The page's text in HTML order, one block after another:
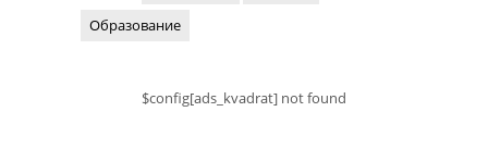
Образование
$config[ads_kvadrat] not found